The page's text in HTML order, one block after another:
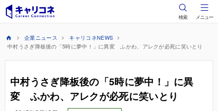
検索 メニュー
企業ニュース
キャリコネNEWS
中村うさぎ降板後の「5時に夢中！」に異変 ふかわ、アレクが必死に笑いとり
中村うさぎ降板後の「5時に夢中！」に異
変 ふかわ、アレクが必死に笑いとり